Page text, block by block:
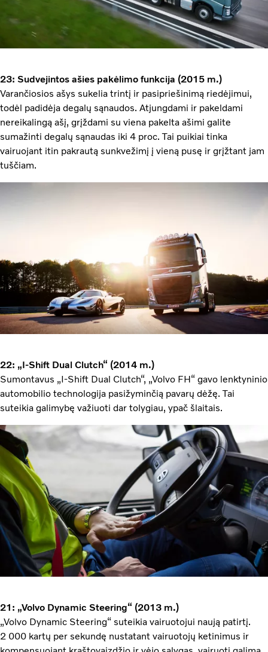
23: Sudvejintos ašies pakėlimo funkcija (2015 m.)
Varančiosios ašys sukelia trintį ir pasipriešinimą riedėjimui,
todėl padidėja degalų sąnaudos. Atjungdami ir pakeldami
nereikalingą ašį, grįždami su viena pakelta ašimi galite
sumažinti degalų sąnaudas iki 4 proc. Tai puikiai tinka
vairuojant itin pakrautą sunkvežimį į vieną pusę ir grįžtant jam
tuščiam.
22: „I-Shift Dual Clutch“ (2014 m.)
Sumontavus „I-Shift Dual Clutch“, „Volvo FH“ gavo lenktyninio
automobilio technologija pasižyminčią pavarų dėžę. Tai
suteikia galimybę važiuoti dar tolygiau, ypač šlaitais.
21: „Volvo Dynamic Steering“ (2013 m.)
„Volvo Dynamic Steering“ suteikia vairuotojui naują patirtį.
2 000 kartų per sekundę nustatant vairuotojų ketinimus ir